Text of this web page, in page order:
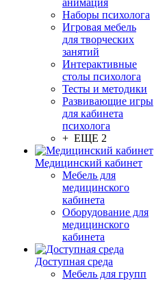
анимация
Наборы психолога
Игровая мебель
для творческих
занятий
Интерактивные
столы психолога
Тесты и методики
Развивающие игры
для кабинета
психолога
+ ЕЩЕ 2
Медицинский кабинет
Мебель для
медицинского
кабинета
Оборудование для
медицинского
кабинета
Доступная среда
Мебель для групп